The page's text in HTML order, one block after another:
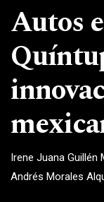
Autos
Irene Juana Guillén
Andrés Morales